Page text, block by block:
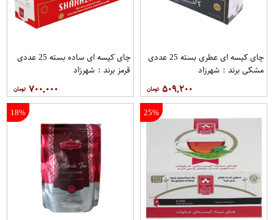
چای کیسه ای عطری بسته 25 عددی
مشکی برند : شهرزاد
۵۰۹,۲۰۰
چای کیسه ای ساده بسته 25 عددی
قرمز برند : شهرزاد
۷۰۰,۰۰۰
25%
18%